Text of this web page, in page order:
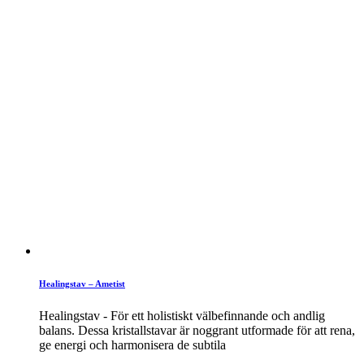
Healingstav – Ametist
Healingstav - För ett holistiskt välbefinnande och andlig
balans. Dessa kristallstavar är noggrant utformade för att rena,
ge energi och harmonisera de subtila